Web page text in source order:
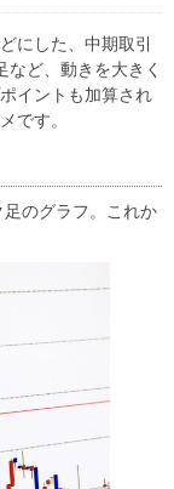
にした、中期取引
ど、動きを大きく
イントも加算され
です。
のグラフ。これか